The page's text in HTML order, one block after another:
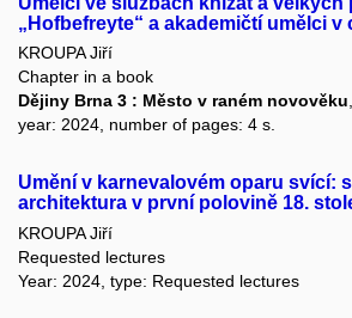
„Hofbefreyte“ a akademičtí umělci v
KROUPA Jiří
Chapter in a book
Dějiny Brna 3 : Město v raném novověku
year: 2024, number of pages: 4 s.
Umění v karnevalovém oparu svící:
architektura v první polovině 18.
KROUPA Jiří
Requested lectures
Year: 2024, type: Requested lectures